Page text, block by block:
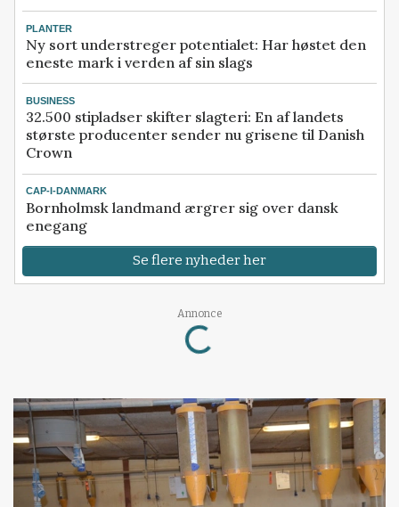
PLANTER
Ny sort understreger potentialet: Har høstet den
eneste mark i verden af sin slags
BUSINESS
32.500 stipladser skifter slagteri: En af landets
største producenter sender nu grisene til Danish
Crown
CAP-I-DANMARK
Bornholmsk landmand ærgrer sig over dansk
enegang
Se flere nyheder her
Annonce
Loading...